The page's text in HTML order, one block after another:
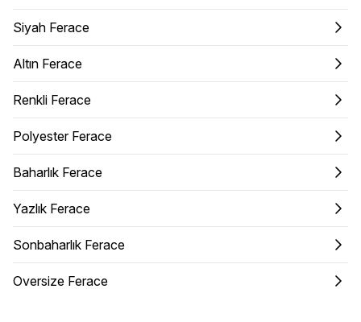
Siyah Ferace
Altın Ferace
Renkli Ferace
Polyester Ferace
Baharlık Ferace
Yazlık Ferace
Sonbaharlık Ferace
Oversize Ferace